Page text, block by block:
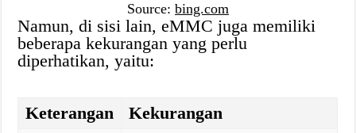
Source: bing.com
Namun, di sisi lain, eMMC juga memiliki
beberapa kekurangan yang perlu
diperhatikan, yaitu:
Keterangan Kekurangan